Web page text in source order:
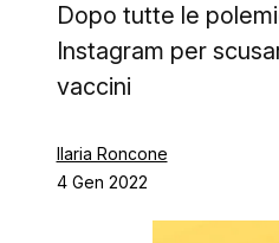
Dopo tutte le
Instagram per
vaccini
Ilaria Roncone
4 Gen 2022